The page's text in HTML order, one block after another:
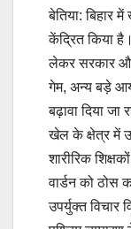
बेतिया: बिहार
केंद्रित किया
लेकर सरकार
गेम, अन्य बड़े
बढ़ावा दिया जा
खेल के क्षेत्र में
शारीरिक
वार्डन को ठोस
उपर्युक्त विचार